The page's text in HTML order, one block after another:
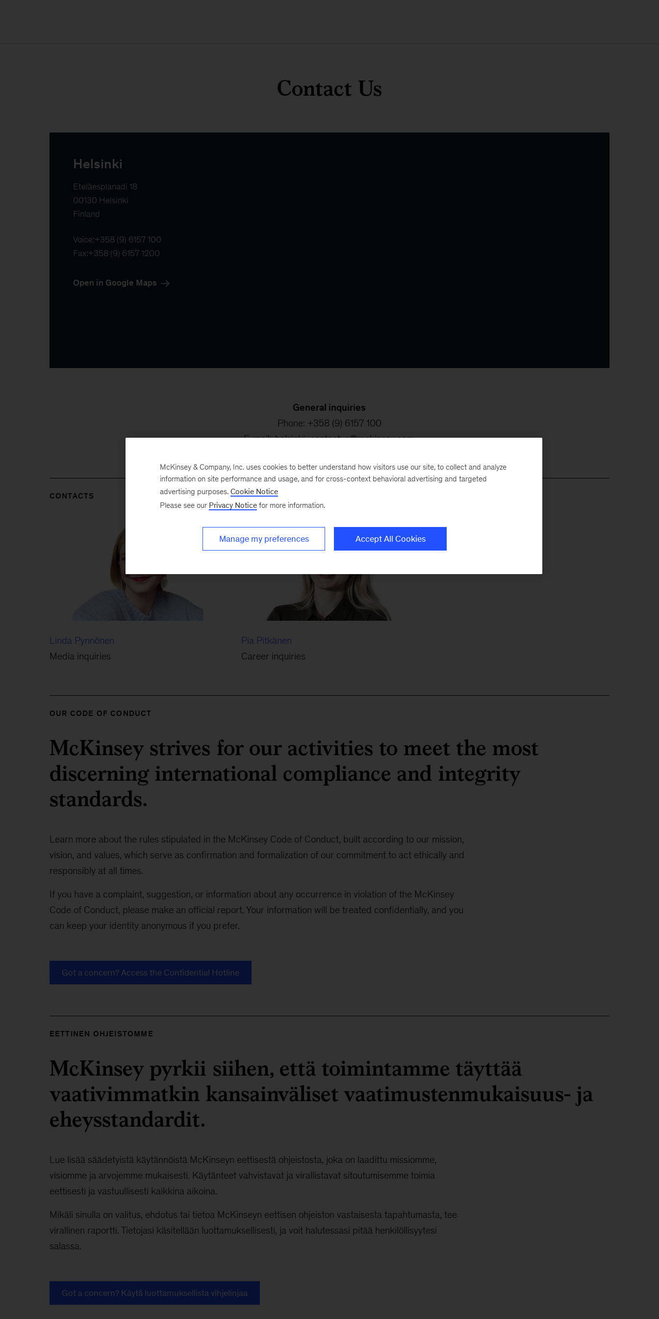
Contact Us
Helsinki
Eteläesplanadi 18
00130 Helsinki
Finland
Voice:+358 (9) 6157 100
Fax:+358 (9) 6157 1200
Open in Google Maps
General inquiries
Phone: +358 (9) 6157 100
E-mail:helsinki_contactus@mckinsey.com
CONTACTS
Linda Pynnönen
Media inquiries
Pia Pitkänen
Career inquiries
OUR CODE OF CONDUCT
McKinsey strives for our activities to meet the most
discerning international compliance and integrity
standards.
Learn more about the rules stipulated in the McKinsey Code of Conduct, built according to our mission,
vision, and values, which serve as confirmation and formalization of our commitment to act ethically and
responsibly at all times.
If you have a complaint, suggestion, or information about any occurrence in violation of the McKinsey
Code of Conduct, please make an official report. Your information will be treated confidentially, and you
can keep your identity anonymous if you prefer.
Got a concern? Access the Confidential Hotline
EETTINEN OHJEISTOMME
McKinsey pyrkii siihen, että toimintamme täyttää
vaativimmatkin kansainväliset vaatimustenmukaisuus- ja
eheysstandardit.
Lue lisää säädetyistä käytännöistä McKinseyn eettisestä ohjeistosta, joka on laadittu missiomme,
visiomme ja arvojemme mukaisesti. Käytänteet vahvistavat ja virallistavat sitoutumisemme toimia
eettisesti ja vastuullisesti kaikkina aikoina.
Mikäli sinulla on valitus, ehdotus tai tietoa McKinseyn eettisen ohjeiston vastaisesta tapahtumasta, tee
virallinen raportti. Tietojasi käsitellään luottamuksellisesti, ja voit halutessasi pitää henkilöllisyytesi
salassa.
Got a concern? Käytä luottamuksellista vihjelinjaa
McKinsey & Company, Inc. uses cookies to better understand how visitors use our site, to collect and analyze
information on site performance and usage, and for cross-context behavioral advertising and targeted
advertising purposes. Cookie Notice
Please see our Privacy Notice for more information.
Manage my preferences Accept All Cookies